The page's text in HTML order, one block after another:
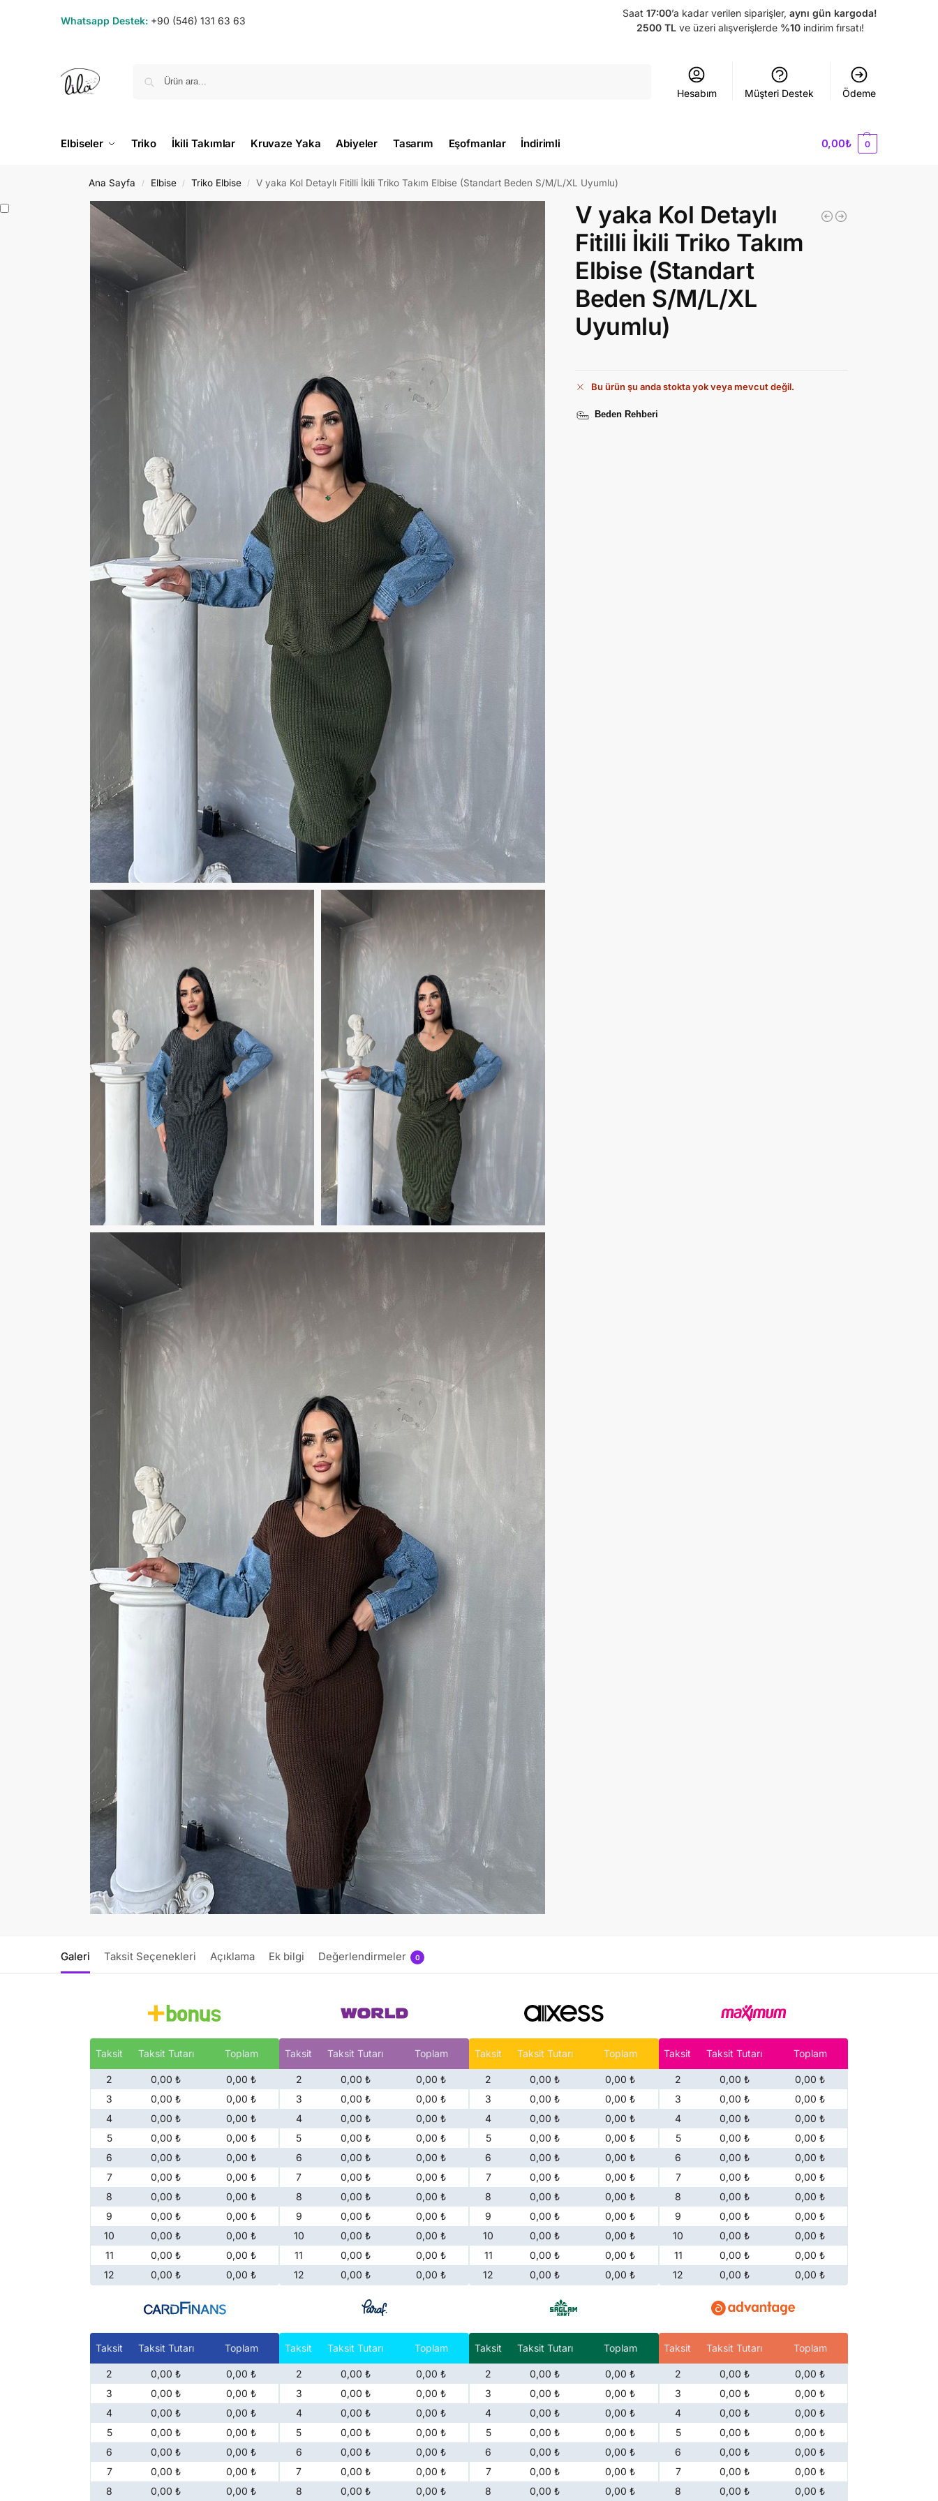
Whatsapp Destek: +90 (546) 131 63 63
Saat 17:00’a kadar verilen siparişler, aynı gün kargoda!
2500 TLve üzeri alışverişlerde %10indirim fırsatı!
Hesabım Müşteri Destek Ödeme
Elbiseler Triko İkili Takımlar Kruvaze Yaka Abiyeler Tasarım Eşofmanlar İndirimli 0,00₺ 0
Ana Sayfa / Elbise / Triko Elbise / V yaka Kol Detaylı Fitilli İkili Triko Takım Elbise (Standart Beden S/M/L/XL Uyumlu)
V yaka Kol Detaylı
Fitilli İkili Triko Takım
Elbise (Standart
Beden S/M/L/XL
Uyumlu)
Bu ürün şu anda stokta yok veya mevcut değil.
Beden Rehberi
Galeri Taksit Seçenekleri Açıklama Ek bilgi Değerlendirmeler 0
Taksit Taksit Tutarı Toplam
2 0,00 ₺
0,00 ₺
3
0,00 ₺
0,00 ₺
4
0,00 ₺
0,00 ₺
5
0,00 ₺
0,00 ₺
6
0,00 ₺
0,00 ₺
7
0,00 ₺
0,00 ₺
8
0,00 ₺
0,00 ₺
9
0,00 ₺
0,00 ₺
10
0,00 ₺
0,00 ₺
11
0,00 ₺
0,00 ₺
12
0,00 ₺ 0,00 ₺
Taksit Taksit Tutarı Toplam
2 0,00 ₺
0,00 ₺
3
0,00 ₺
0,00 ₺
4
0,00 ₺
0,00 ₺
5
0,00 ₺
0,00 ₺
6
0,00 ₺
0,00 ₺
7
0,00 ₺
0,00 ₺
8
0,00 ₺
0,00 ₺
9
0,00 ₺
0,00 ₺
10
0,00 ₺
0,00 ₺
11
0,00 ₺
0,00 ₺
12
0,00 ₺ 0,00 ₺
Taksit Taksit Tutarı Toplam
2 0,00 ₺
0,00 ₺
3
0,00 ₺
0,00 ₺
4
0,00 ₺
0,00 ₺
5
0,00 ₺
0,00 ₺
6
0,00 ₺
0,00 ₺
7
0,00 ₺
0,00 ₺
8
0,00 ₺
0,00 ₺
9
0,00 ₺
0,00 ₺
10
0,00 ₺
0,00 ₺
11
0,00 ₺
0,00 ₺
12
0,00 ₺ 0,00 ₺
Taksit Taksit Tutarı Toplam
2 0,00 ₺
0,00 ₺
3
0,00 ₺
0,00 ₺
4
0,00 ₺
0,00 ₺
5
0,00 ₺
0,00 ₺
6
0,00 ₺
0,00 ₺
7
0,00 ₺
0,00 ₺
8
0,00 ₺
0,00 ₺
9
0,00 ₺
0,00 ₺
10
0,00 ₺
0,00 ₺
11
0,00 ₺
0,00 ₺
12
0,00 ₺ 0,00 ₺
Taksit Taksit Tutarı Toplam
2 0,00 ₺
0,00 ₺
3
0,00 ₺
0,00 ₺
4
0,00 ₺
0,00 ₺
5
0,00 ₺
0,00 ₺
6
0,00 ₺
0,00 ₺
7
0,00 ₺
0,00 ₺
8
0,00 ₺ 0,00 ₺
Taksit Taksit Tutarı Toplam
2 0,00 ₺
0,00 ₺
3
0,00 ₺
0,00 ₺
4
0,00 ₺
0,00 ₺
5
0,00 ₺
0,00 ₺
6
0,00 ₺
0,00 ₺
7
0,00 ₺
0,00 ₺
8
0,00 ₺ 0,00 ₺
Taksit Taksit Tutarı Toplam
2 0,00 ₺
0,00 ₺
3
0,00 ₺
0,00 ₺
4
0,00 ₺
0,00 ₺
5
0,00 ₺
0,00 ₺
6
0,00 ₺
0,00 ₺
7
0,00 ₺
0,00 ₺
8
0,00 ₺ 0,00 ₺
Taksit Taksit Tutarı Toplam
2 0,00 ₺
0,00 ₺
3
0,00 ₺
0,00 ₺
4
0,00 ₺
0,00 ₺
5
0,00 ₺
0,00 ₺
6
0,00 ₺
0,00 ₺
7
0,00 ₺
0,00 ₺
8
0,00 ₺ 0,00 ₺